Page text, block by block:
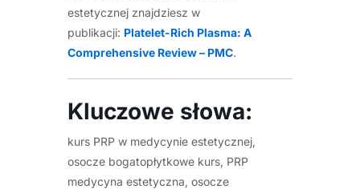
estetycznej znajdziesz w
publikacji: Platelet-Rich Plasma: A
Comprehensive Review – PMC.
Kluczowe słowa:
kurs PRP w medycynie estetycznej,
osocze bogatopłytkowe kurs, PRP
medycyna estetyczna, osocze